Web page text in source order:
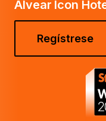
Alvear Icon
Regístrese